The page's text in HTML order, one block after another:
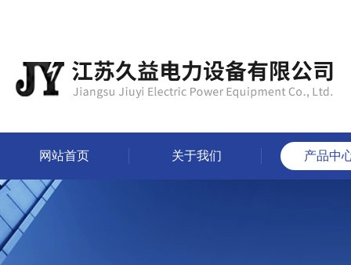
网站首页 关于我们 产品中